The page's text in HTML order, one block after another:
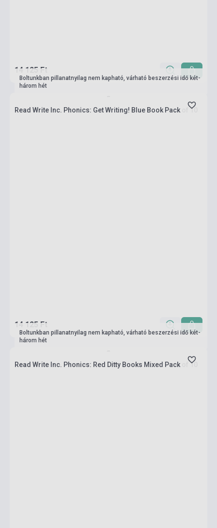
14 125 Ft
Boltunkban pillanatnyilag nem kapható, várható beszerzési idő két-
három hét
Read Write Inc. Phonics: Get Writing! Blue Book Pack of 10
14 125 Ft
Boltunkban pillanatnyilag nem kapható, várható beszerzési idő két-
három hét
Read Write Inc. Phonics: Red Ditty Books Mixed Pack of 10